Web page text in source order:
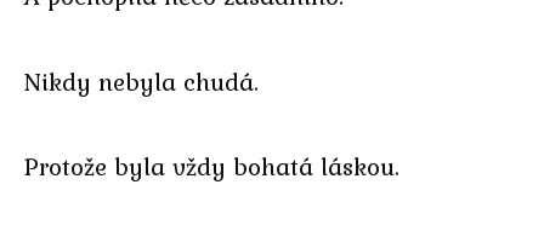
Nikdy nebyla chudá.
Protože byla vždy bohatá láskou.